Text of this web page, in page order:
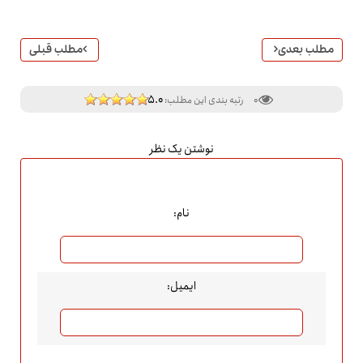
مطلب قبلی مطلب بعدی
0 رتبه بندی این مطلب:5.0
نوشتن یک نظر
نام:
ایمیل: